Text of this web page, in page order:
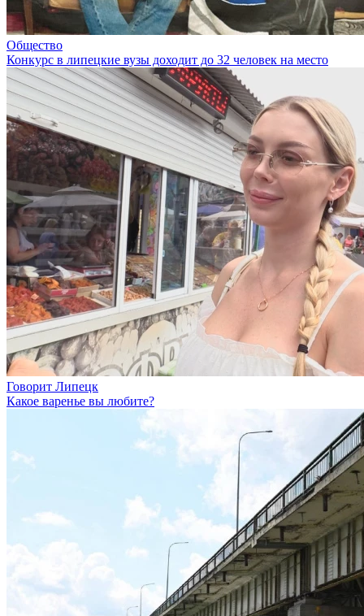
Общество
Конкурс в липецкие вузы доходит до 32 человек на место
Говорит Липецк
Какое варенье вы любите?